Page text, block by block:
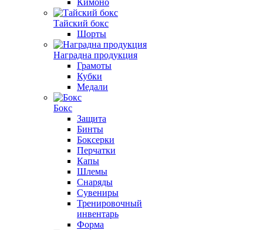
Кимоно
Тайский бокс
Шорты
Наградна продукция
Грамоты
Кубки
Медали
Бокс
Защита
Бинты
Боксерки
Перчатки
Капы
Шлемы
Снаряды
Сувениры
Тренировочный
инвентарь
Форма